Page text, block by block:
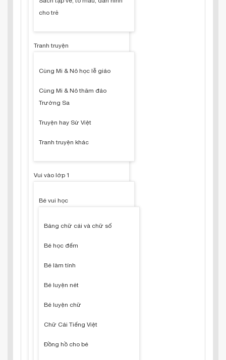
cho trẻ
Tranh truyện
Cùng Mi & Nô học lễ giáo
Cùng Mi & Nô thăm đảo
Trường Sa
Truyện hay Sử Việt
Tranh truyện khác
Vui vào lớp 1
Bé vui học
Bảng chữ cái và chữ số
Bé học đếm
Bé làm tính
Bé luyện nét
Bé luyện chữ
Chữ Cái Tiếng Việt
Đồng hồ cho bé